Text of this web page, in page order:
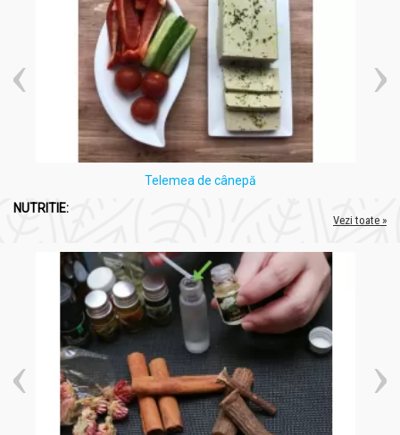
Telemea de cânepă
NUTRITIE:
Vezi toate »